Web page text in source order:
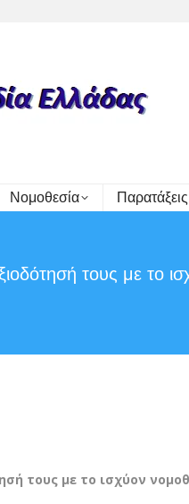
Νομοθεσία Παρατάξεις
τους με το
τους με το ισχύον